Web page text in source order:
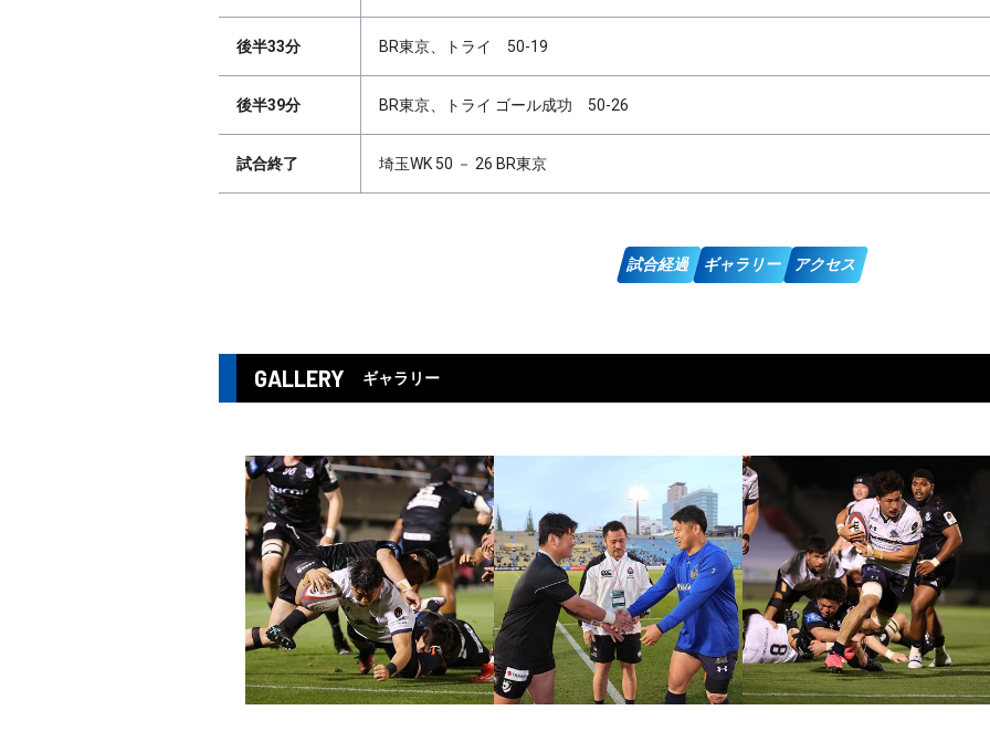
後半33分 BR東京、トライ 50-19
後半39分 BR東京、トライ ゴール成功 50-26
試合終了 埼玉WK 50 － 26 BR東京
試合経過 ギャラリー アクセス
GALLERY ギャラリー